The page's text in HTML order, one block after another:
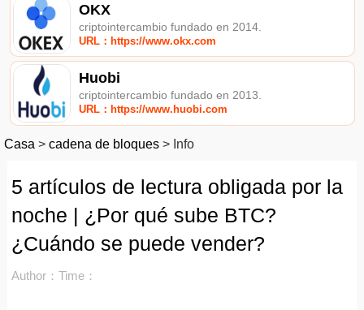
OKX
criptointercambio fundado en 2014.
URL：https://www.okx.com
Huobi
criptointercambio fundado en 2013.
URL：https://www.huobi.com
Casa > cadena de bloques > Info
5 artículos de lectura obligada por la
noche | ¿Por qué sube BTC?
¿Cuándo se puede vender?
Author： Time：